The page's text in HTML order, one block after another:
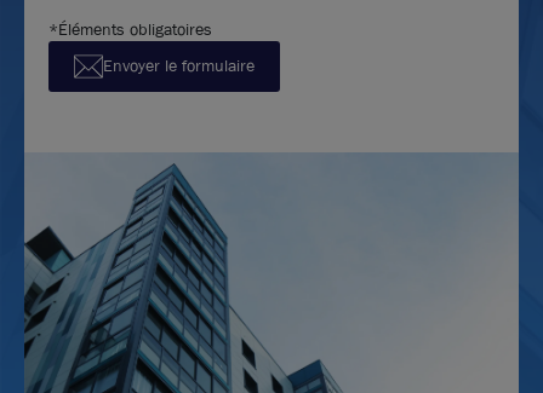
*Éléments obligatoires
Envoyer le formulaire